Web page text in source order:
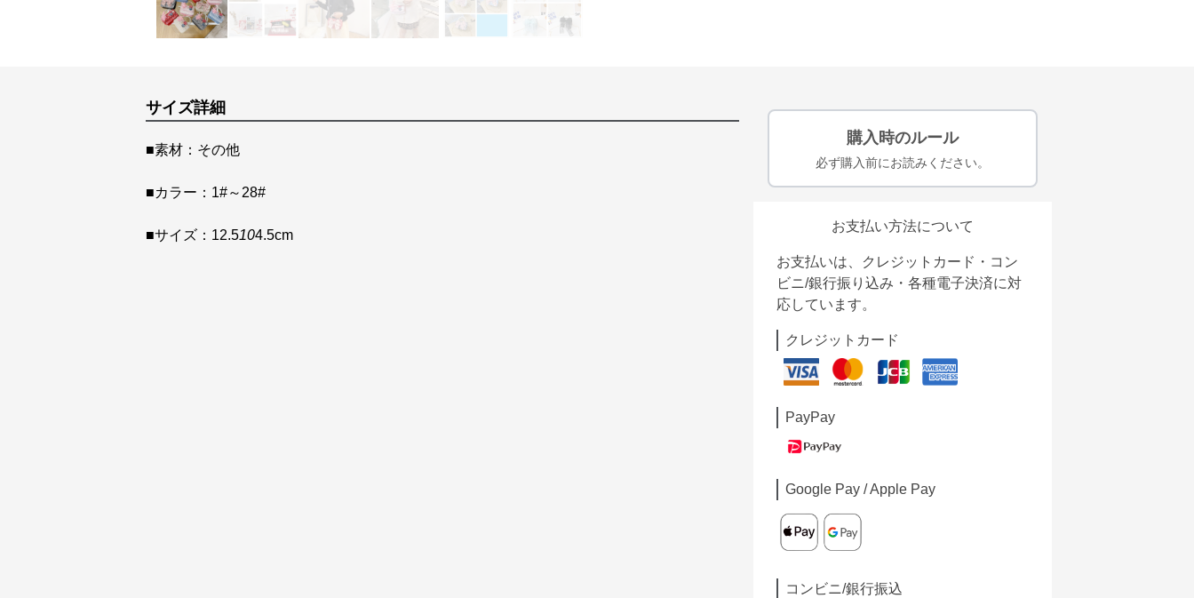
サイズ詳細
■素材：その他
■カラー：1#～28#
■サイズ：12.5104.5cm
購入時のルール
必ず購入前にお読みください。
お支払い方法について
お支払いは、クレジットカード・コン
ビニ/銀行振り込み・各種電子決済に対
応しています。
クレジットカード
PayPay
Google Pay / Apple Pay
コンビニ/銀行振込